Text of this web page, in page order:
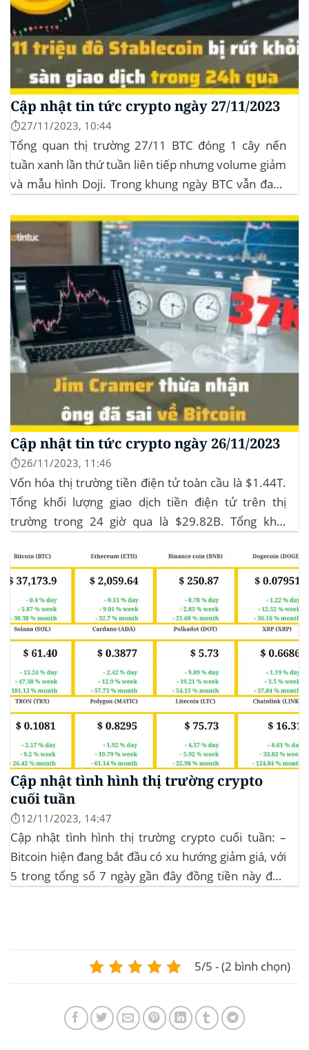
Cập nhật tin tức crypto ngày 27/11/2023
⏱️27/11/2023, 10:44
Tổng quan thị trường 27/11 BTC đóng 1 cây nến
tuần xanh lần thứ tuần liên tiếp nhưng volume giảm
và mẫu hình Doji. Trong khung ngày BTC vẫn đang
triệu đô Stablecoin bị rút khỏi các sàn giao dịch...
Cập nhật tin tức crypto ngày 26/11/2023
⏱️26/11/2023, 11:46
Vốn hóa thị trường tiền điện tử toàn cầu là $1.44T.
Tổng khối lượng giao dịch tiền điện tử trên thị
trường trong 24 giờ qua là $29.82B. Tổng khối
chiếm 11.77% tổng khối lượng giao dịch tiền điện tử
trong 24 giờ. Khối lượng giao dịch của...
Cập nhật tình hình thị trường crypto
cuối tuần
⏱️12/11/2023, 14:47
Cập nhật tình hình thị trường crypto cuối tuần: –
Bitcoin hiện đang bắt đầu có xu hướng giảm giá, với
5 trong tổng số 7 ngày gần đây đồng tiền này đều
5/5 - (2 bình chọn)